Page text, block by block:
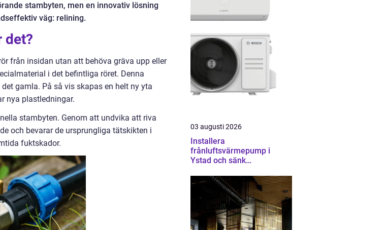
stambyten, men en innovativ lösning
väg: relining.
det?
från insidan utan att behöva gräva upp eller
i det befintliga röret. Denna
gamla. På så vis skapas en helt ny yta
nya plastledningar.
stambyten. Genom att undvika att riva
och bevarar de ursprungliga tätskikten i
fuktskador.
03 augusti 2026
Installera
frånluftsvärmepump i
Ystad och sänk